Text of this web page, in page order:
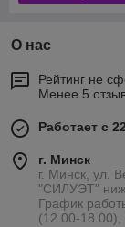
О нас
Рейтинг не
Менее 5
Работает с
г. Минск
г. Минск, ул.
"СИЛУЭТ"
График
(12.00-